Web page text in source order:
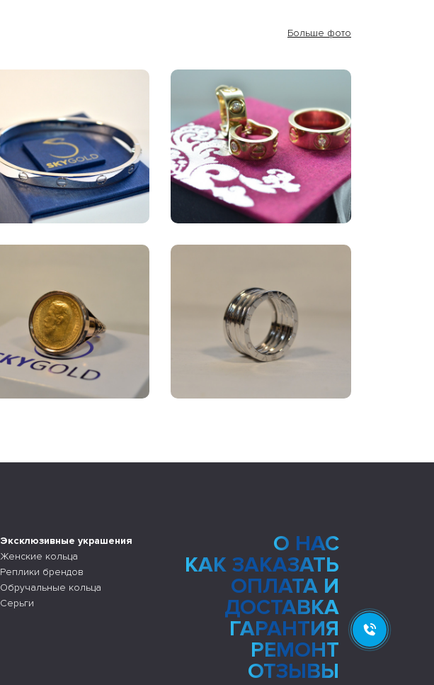
Больше фото
Эксклюзивные украшения
Женские кольца
Реплики брендов
Обручальные кольца
Серьги
О НАС
КАК ЗАКАЗАТЬ
ОПЛАТА И
ДОСТАВКА
ГАРАНТИЯ
РЕМОНТ
ОТЗЫВЫ